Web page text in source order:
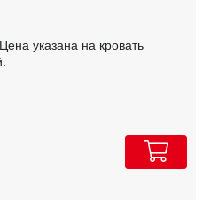
указана на кровать